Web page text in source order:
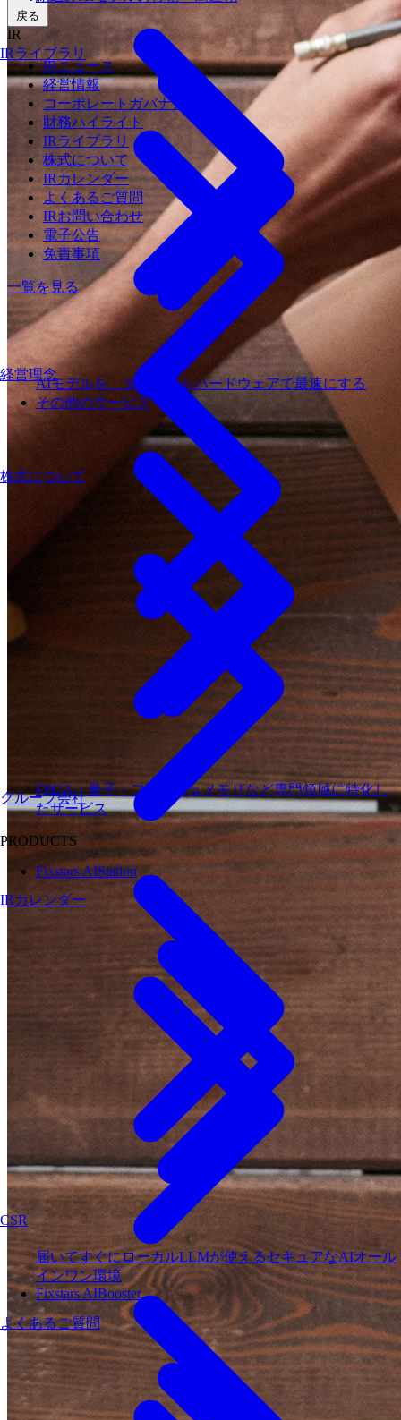
戻る
IR
IRニュース
経営情報
コーポレートガバナンス
財務ハイライト
IRライブラリ
株式について
IRカレンダー
よくあるご質問
IRお問い合わせ
電子公告
免責事項
一覧を見る
経営理念
グループ会社
CSR
AIモデルを、ターゲットハードウェアで最速にする
その他のサービス
FPGA・量子・フラッシュメモリなど専門領域に特化し
たサービス
PRODUCTS
Fixstars AIStation
届いてすぐにローカルLLMが使えるセキュアなAIオール
インワン環境
Fixstars AIBooster
IRライブラリ
株式について
IRカレンダー
よくあるご質問